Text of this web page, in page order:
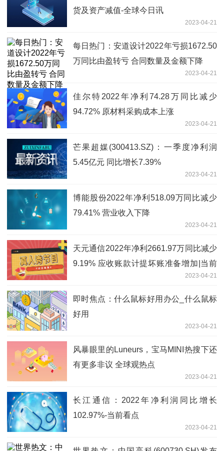
货及资产减值-全球今日讯
2023-04-21
每日热门：安道设计2022年亏损1672.50
万同比由盈转亏 合同数量及金额下降
2023-04-21
佳尔特2022年净利74.28万同比减少
94.72% 原材料采购成本上涨
2023-04-21
芒果超媒(300413.SZ)：一季度净利润
5.45亿元 同比增长7.39%
2023-04-21
博能股份2022年净利518.09万同比减少
79.41% 营业收入下降
2023-04-21
天元通信2022年净利2661.97万同比减少
9.19% 应收账款计提坏账准备增加|当前
2023-04-21
即时焦点：什么鼠标好用办公_什么鼠标
好用
2023-04-21
风暴眼里的Luneurs，宝马MINI热搜下还
有更多非议 全球观热点
2023-04-21
长江通信：2022年净利润同比增长
102.97%-当前看点
2023-04-21